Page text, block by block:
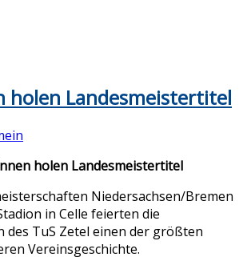
holen Landesmeistertitel
holen Landesmeistertitel
Niedersachsen/Bremen
in Celle feierten die
des TuS Zetel einen der größten
Vereinsgeschichte.